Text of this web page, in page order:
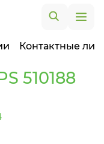
Контактные
510188